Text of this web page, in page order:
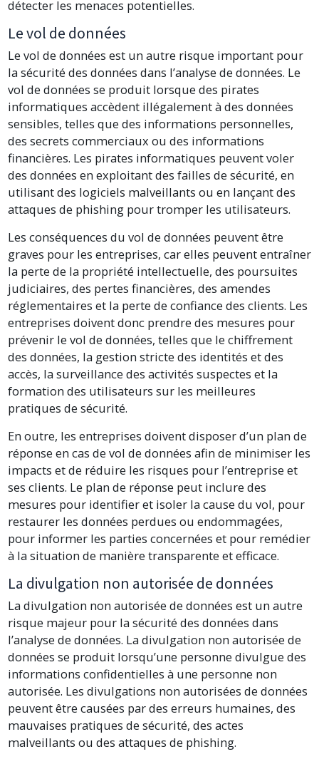
détecter les menaces potentielles.
Le vol de données
Le vol de données est un autre risque important pour
la sécurité des données dans l’analyse de données. Le
vol de données se produit lorsque des pirates
informatiques accèdent illégalement à des données
sensibles, telles que des informations personnelles,
des secrets commerciaux ou des informations
financières. Les pirates informatiques peuvent voler
des données en exploitant des failles de sécurité, en
utilisant des logiciels malveillants ou en lançant des
attaques de phishing pour tromper les utilisateurs.
Les conséquences du vol de données peuvent être
graves pour les entreprises, car elles peuvent entraîner
la perte de la propriété intellectuelle, des poursuites
judiciaires, des pertes financières, des amendes
réglementaires et la perte de confiance des clients. Les
entreprises doivent donc prendre des mesures pour
prévenir le vol de données, telles que le chiffrement
des données, la gestion stricte des identités et des
accès, la surveillance des activités suspectes et la
formation des utilisateurs sur les meilleures
pratiques de sécurité.
En outre, les entreprises doivent disposer d’un plan de
réponse en cas de vol de données afin de minimiser les
impacts et de réduire les risques pour l’entreprise et
ses clients. Le plan de réponse peut inclure des
mesures pour identifier et isoler la cause du vol, pour
restaurer les données perdues ou endommagées,
pour informer les parties concernées et pour remédier
à la situation de manière transparente et efficace.
La divulgation non autorisée de données
La divulgation non autorisée de données est un autre
risque majeur pour la sécurité des données dans
l’analyse de données. La divulgation non autorisée de
données se produit lorsqu’une personne divulgue des
informations confidentielles à une personne non
autorisée. Les divulgations non autorisées de données
peuvent être causées par des erreurs humaines, des
mauvaises pratiques de sécurité, des actes
malveillants ou des attaques de phishing.